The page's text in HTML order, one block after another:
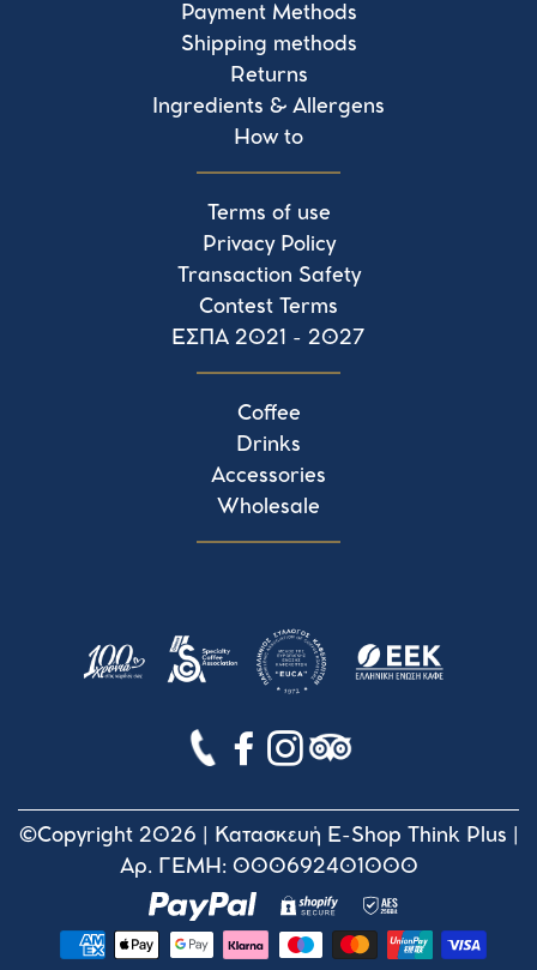
Payment Methods
Shipping methods
Returns
Ingredients & Allergens
How to
Terms of use
Privacy Policy
Transaction Safety
Contest Terms
ΕΣΠΑ 2021 - 2027
Coffee
Drinks
Accessories
Wholesale
©Copyright 2026 | Κατασκευή E-Shop Think Plus
Αρ. ΓΕΜΗ: 000692401000
Payment